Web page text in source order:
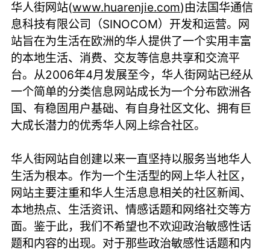
华人街网站(www.huarenjie.com)由法国华通信
息科技有限公司（SINOCOM）开发和运营。网
站旨在为生活在欧洲的华人提供了一个实用丰富
的本地生活、消费、交友等信息共享和交流平
台。从2006年4月发展至今，华人街网站已经从
一个简单的分类信息网站成长为一个分布欧洲各
国、有稳固用户基础、有自身社区文化、拥有巨
大成长潜力的优秀华人网上综合社区。
华人街网站自创建以来一直坚持以服务当地华人
生活为根本。作为一个生活型的网上华人社区，
网站主要注重和华人生活息息相关的社区新闻、
本地热点、生活资讯、情感话题和网络社交等方
面。鉴于此，我们不希望也不欢迎政治敏感性话
题和内容的出现。对于那些政治敏感性话题和内